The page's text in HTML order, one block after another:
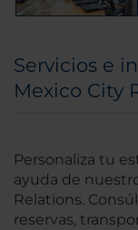
Servicios e
Mexico City
Personaliza tu
ayuda de
Relations.
reservas,